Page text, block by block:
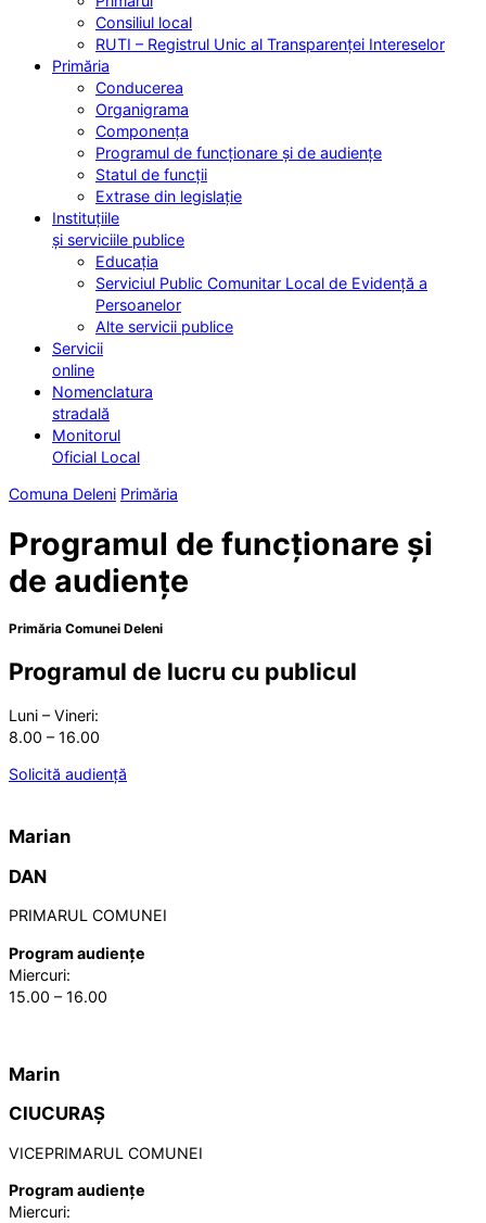
Consiliul local
RUTI – Registrul Unic al Transparenței Intereselor
Primăria
Conducerea
Organigrama
Componența
Programul de funcționare și de audiențe
Statul de funcții
Extrase din legislație
Instituțiile
și serviciile publice
Educația
Serviciul Public Comunitar Local de Evidență a
Persoanelor
Alte servicii publice
Servicii
online
Nomenclatura
stradală
Monitorul
Oficial Local
Comuna Deleni Primăria
Programul de funcționare și
de audiențe
Primăria Comunei Deleni
Programul de lucru cu publicul
Luni – Vineri:
8.00 – 16.00
Solicită audiență
Marian
DAN
PRIMARUL COMUNEI
Program audiențe
Miercuri:
15.00 – 16.00
Marin
CIUCURAȘ
VICEPRIMARUL COMUNEI
Program audiențe
Miercuri: